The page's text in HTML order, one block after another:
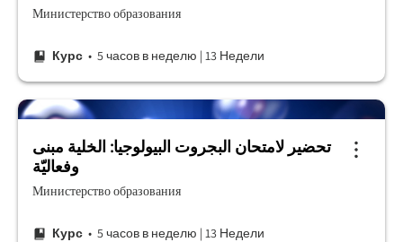
Министерство образования
Курс • 5 часов в неделю | 13 Недели
تحضير لامتحان البجروت البيولوجيا: الخلية مبنى
وفعاليّة
Министерство образования
Курс • 5 часов в неделю | 13 Недели